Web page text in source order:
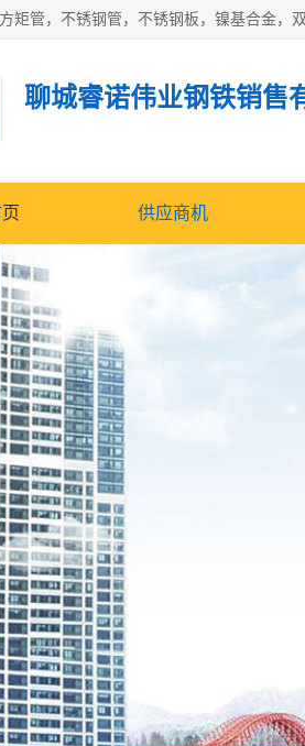
矩管，不锈钢管，不锈钢板，镍基合金，
聊城睿诺伟业钢铁销售
供应商机